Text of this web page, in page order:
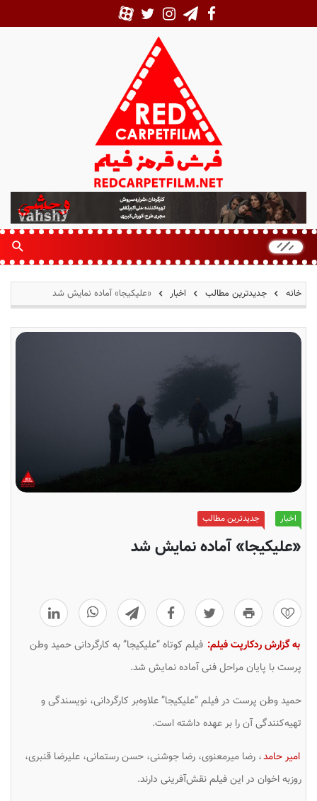
ر
ش
ر
م
ز
خانه جدیدترین مطالب اخبار «علیکیجا» آماده نمایش شد
اخبار جدیدترین مطالب
«علیکیجا» آماده نمایش شد
0
به گزارش ردکارپت فیلم: فیلم کوتاه “علیکیجا” به کارگردانی حمید وطن
پرست با پایان مراحل فنی آماده نمایش شد.
حمید وطن پرست در فیلم “علیکیجا” علاوه‌بر کارگردانی، نویسندگی و
تهیه‌کنندگی آن را بر عهده داشته است.
امیر حامد، رضا میرمعنوی، رضا جوشنی، حسن رستمانی، علیرضا قنبری،
روزبه اخوان در این فیلم نقش‌آفرینی دارند.